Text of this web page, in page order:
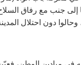
إلى جنب مع رفاق
دون احتلال